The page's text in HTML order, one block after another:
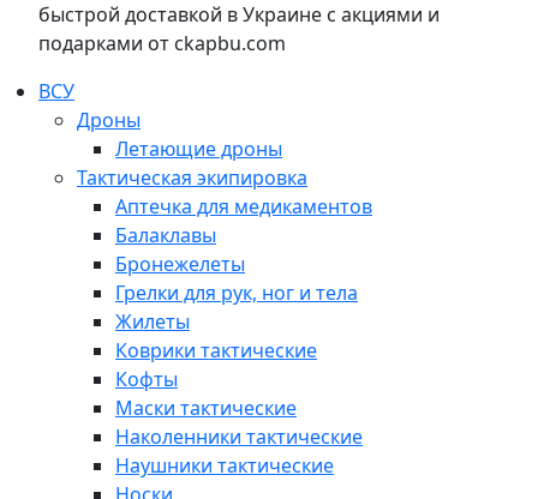
быстрой доставкой в Украине с акциями и
подарками от ckapbu.com
ВСУ
Дроны
Летающие дроны
Тактическая экипировка
Аптечка для медикаментов
Балаклавы
Бронежелеты
Грелки для рук, ног и тела
Жилеты
Коврики тактические
Кофты
Маски тактические
Наколенники тактические
Наушники тактические